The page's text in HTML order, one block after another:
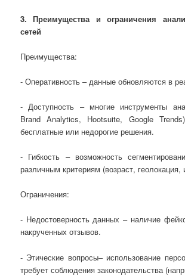
3. Преимущества и ограничения
сетей
Преимущества:
- Оперативность – данные обновляются в
- Доступность – многие инструменты
Brand Analytics, Hootsuite, Google
бесплатные или недорогие решения.
- Гибкость – возможность
различным критериям (возраст, геолокация,
Ограничения:
- Недостоверность данных – наличие
накрученных отзывов.
- Этические вопросы– использование
требует соблюдения законодательства